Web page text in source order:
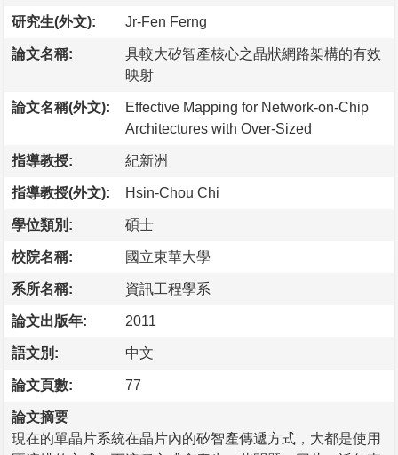
研究生(外文): Jr-Fen Ferng
論文名稱:
具較大矽智產核心之晶狀網路架構的有效
映射
論文名稱(外文):
Effective Mapping for Network-on-Chip
Architectures with Over-Sized
指導教授: 紀新洲
指導教授(外文): Hsin-Chou Chi
學位類別: 碩士
校院名稱: 國立東華大學
系所名稱: 資訊工程學系
論文出版年: 2011
語文別: 中文
論文頁數: 77
論文摘要
現在的單晶片系統在晶片內的矽智產傳遞方式，大都是使用